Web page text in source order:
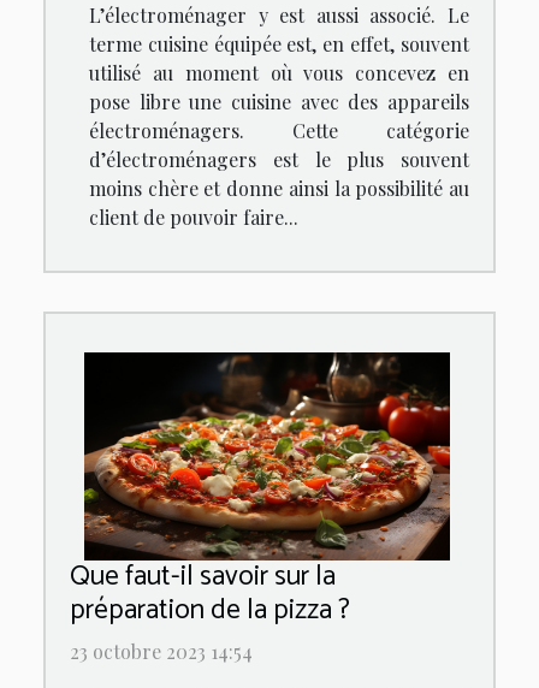
L’électroménager y est aussi associé. Le
terme cuisine équipée est, en effet, souvent
utilisé au moment où vous concevez en
pose libre une cuisine avec des appareils
électroménagers. Cette catégorie
d’électroménagers est le plus souvent
moins chère et donne ainsi la possibilité au
client de pouvoir faire...
Que faut-il savoir sur la
préparation de la pizza ?
23 octobre 2023 14:54